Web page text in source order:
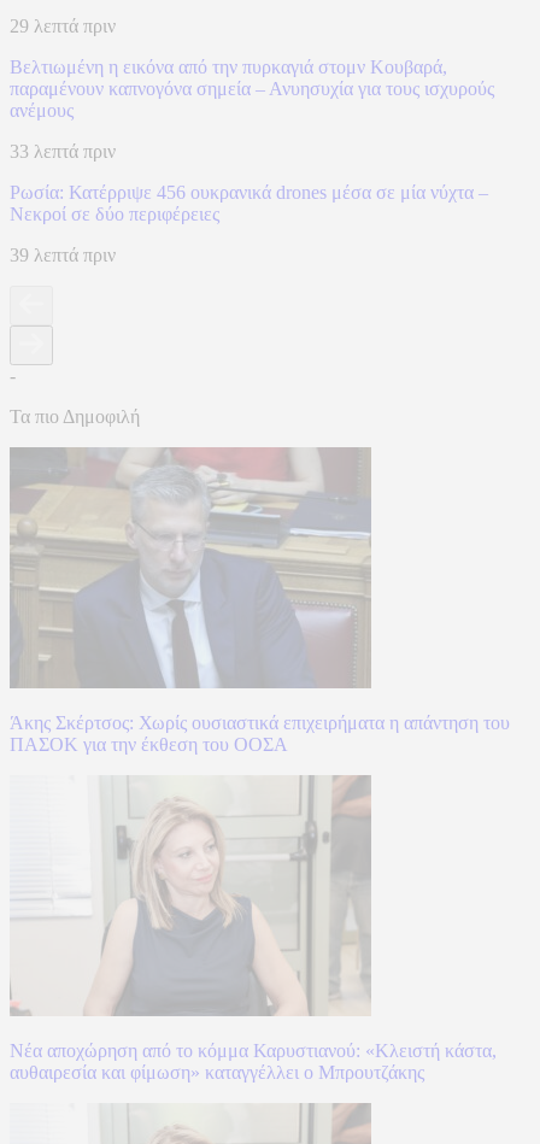
29 λεπτά πριν
Βελτιωμένη η εικόνα από την πυρκαγιά στομν Κουβαρά,
παραμένουν καπνογόνα σημεία – Ανυησυχία για τους ισχυρούς
ανέμους
33 λεπτά πριν
Ρωσία: Κατέρριψε 456 ουκρανικά drones μέσα σε μία νύχτα –
Νεκροί σε δύο περιφέρειες
39 λεπτά πριν
-
Τα πιο Δημοφιλή
Άκης Σκέρτσος: Χωρίς ουσιαστικά επιχειρήματα η απάντηση του
ΠΑΣΟΚ για την έκθεση του ΟΟΣΑ
Νέα αποχώρηση από το κόμμα Καρυστιανού: «Κλειστή κάστα,
αυθαιρεσία και φίμωση» καταγγέλλει ο Μπρουτζάκης